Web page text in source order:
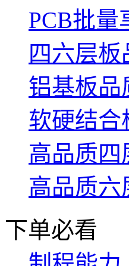
PCB批量
四六层板
铝基板品
软硬结合
高品质四
高品质六
下单必看